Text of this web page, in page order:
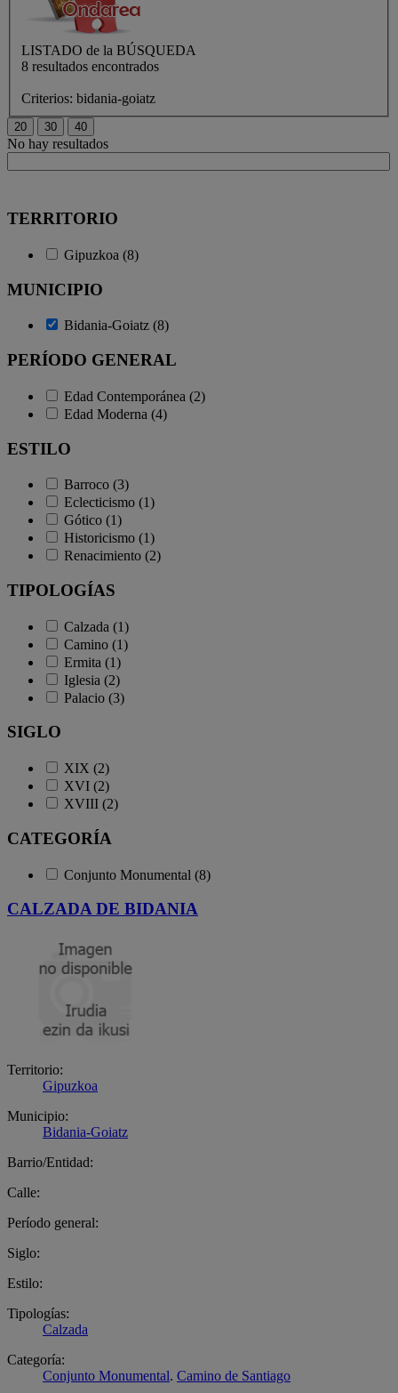
LISTADO de la BÚSQUEDA
8 resultados encontrados
Criterios: bidania-goiatz
No hay resultados
TERRITORIO
Gipuzkoa (8)
MUNICIPIO
Bidania-Goiatz (8)
PERÍODO GENERAL
Edad Contemporánea (2)
Edad Moderna (4)
ESTILO
Barroco (3)
Eclecticismo (1)
Gótico (1)
Historicismo (1)
Renacimiento (2)
TIPOLOGÍAS
Calzada (1)
Camino (1)
Ermita (1)
Iglesia (2)
Palacio (3)
SIGLO
XIX (2)
XVI (2)
XVIII (2)
CATEGORÍA
Conjunto Monumental (8)
CALZADA DE BIDANIA
Territorio:
Gipuzkoa
Municipio:
Bidania-Goiatz
Barrio/Entidad:
Calle:
Período general:
Siglo:
Estilo:
Tipologías:
Calzada
Categoría:
Conjunto Monumental. Camino de Santiago